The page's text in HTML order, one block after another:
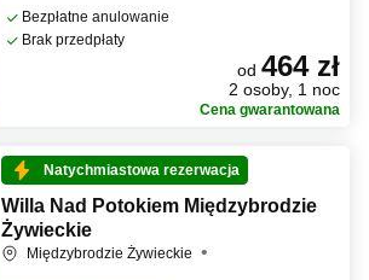
Bezpłatne anulowanie
Brak przedpłaty
od 464 zł
2 osoby, 1 noc
Cena gwarantowana
Natychmiastowa rezerwacja
Willa Nad Potokiem Międzybrodzie
Żywieckie
Międzybrodzie Żywieckie